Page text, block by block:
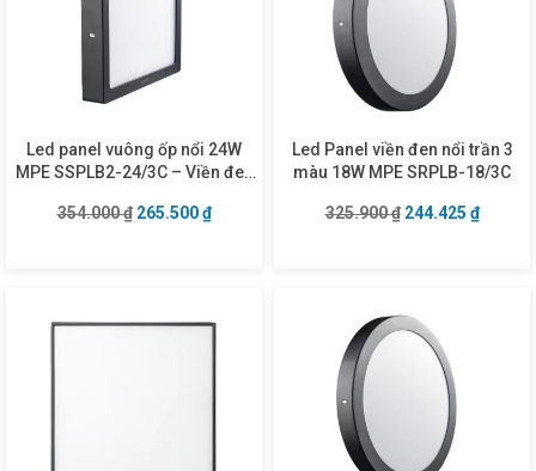
Led panel vuông ốp nổi 24W
MPE SSPLB2-24/3C – Viền đen
354.000₫ Giá gốc là: 354.000 ₫.
265.500₫Giá hiện tại là: 265.500 ₫.
Led Panel viền đen nổi trần 3
màu 18W MPE SRPLB-18/3C
325.900₫ Giá gốc là:
244.425 ₫Giá